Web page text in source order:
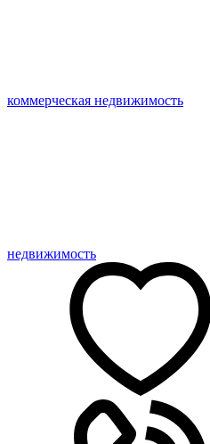
коммерческая недвижимость
недвижимость